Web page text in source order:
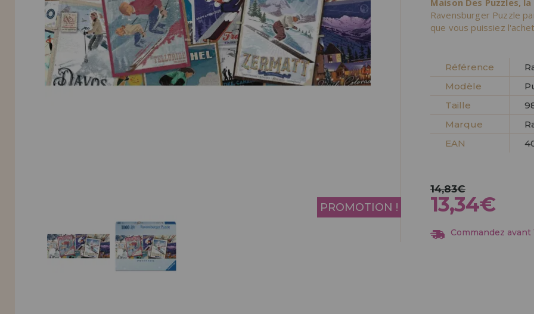
INFORMATION
info@maisondespuzzles.fr
Allez-y! Nous vous attendions.
NOUVEAU CLIENT
Allez-y! Nous vous
Maison Des Puzzles,
Ravensburger Puzzle
que vous puissiez
Référence
Modèle
Taille
Marque
EAN
PROMOTION !
14,83€
13,34€
Commandez